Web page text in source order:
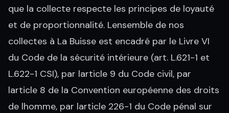
que la collecte respecte les principes de loyauté
et de proportionnalité. Lensemble de nos
collectes à La Buisse est encadré par le Livre VI
du Code de la sécurité intérieure (art. L.621-1 et
L.622-1 CSI), par larticle 9 du Code civil, par
larticle 8 de la Convention européenne des droits
de lhomme, par larticle 226-1 du Code pénal sur